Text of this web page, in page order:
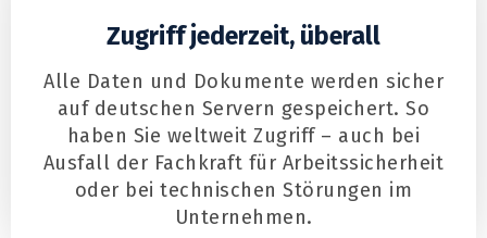
Zugriff jederzeit, überall
Alle Daten und Dokumente werden sicher
auf deutschen Servern gespeichert. So
haben Sie weltweit Zugriff – auch bei
Ausfall der Fachkraft für Arbeitssicherheit
oder bei technischen Störungen im
Unternehmen.